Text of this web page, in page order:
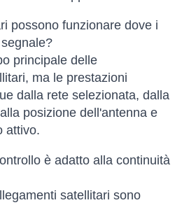
possono funzionare dove i
principale delle
ma le prestazioni
dalla rete selezionata, dalla
posizione dell'antenna e
attivo.
è adatto alla continuità
satellitari sono